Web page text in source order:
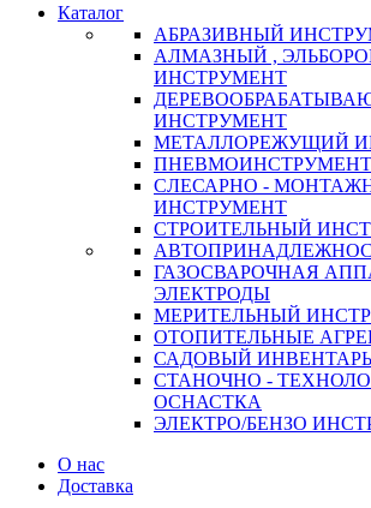
Каталог
АБРАЗИВНЫЙ
АЛМАЗНЫЙ ,
ИНСТРУМЕНТ
ИНСТРУМЕНТ
МЕТАЛЛОРЕЖУЩИЙ
ПНЕВМОИНСТРУМЕНТ
СЛЕСАРНО -
ИНСТРУМЕНТ
СТРОИТЕЛЬНЫЙ
ГАЗОСВАРОЧНАЯ
ЭЛЕКТРОДЫ
МЕРИТЕЛЬНЫЙ
ОТОПИТЕЛЬНЫЕ
САДОВЫЙ ИНВЕНТАРЬ
СТАНОЧНО -
ОСНАСТКА
ЭЛЕКТРО/БЕНЗО
О нас
Доставка